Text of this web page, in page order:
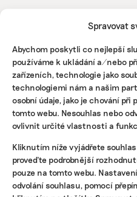
Spravovat
Abychom poskytli co nejlepší
používáme k ukládání a/nebo
zařízeních, technologie jako
technologiemi nám a našim
osobní údaje, jako je chování
tomto webu. Nesouhlas nebo
ovlivnit určité vlastnosti a
Kliknutím níže vyjádřete
proveďte podrobnější
pouze na tomto webu.
odvolání souhlasu, pomocí
ODEBÍREJTE NÁŠ NEWSLETTER